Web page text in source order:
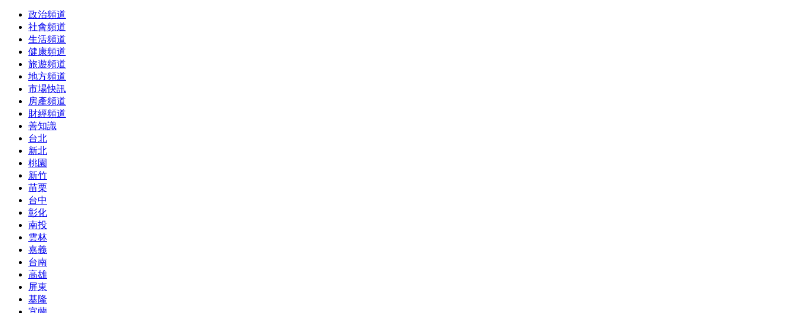
政治頻道
社會頻道
生活頻道
健康頻道
旅遊頻道
地方頻道
市場快訊
房產頻道
財經頻道
善知識
台北
新北
桃園
新竹
苗栗
台中
彰化
南投
雲林
嘉義
台南
高雄
屏東
基隆